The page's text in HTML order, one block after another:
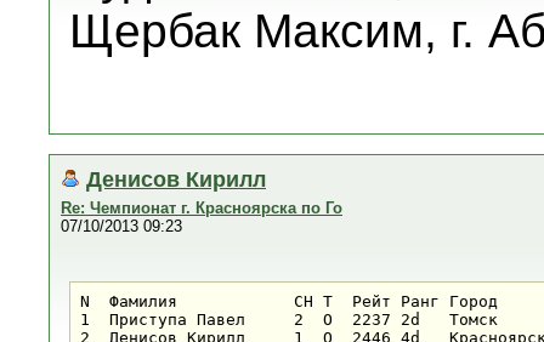
Щербак Максим, г.
Денисов Кирилл
Re: Чемпионат г. Красноярска по Го
07/10/2013 09:23
N  Фамилия            СН Т  Рейт Ранг
1  Приступа Павел     2  О  2237 2d
2  Денисов Кирилл     1  О  2446 4d